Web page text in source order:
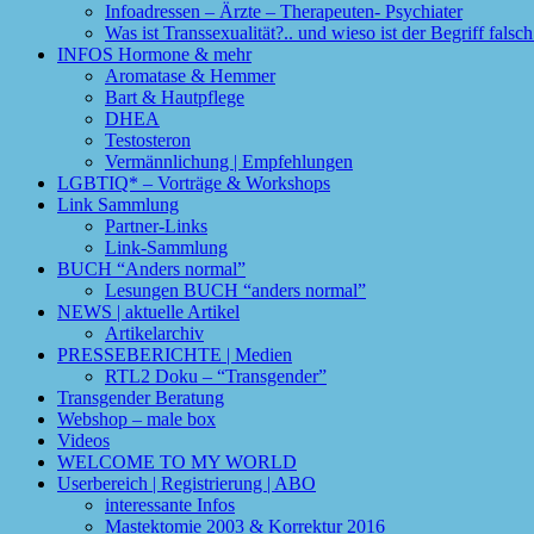
Infoadressen – Ärzte – Therapeuten- Psychiater
Was ist Transsexualität?.. und wieso ist der Begriff
INFOS Hormone & mehr
Aromatase & Hemmer
Bart & Hautpflege
DHEA
Testosteron
Vermännlichung | Empfehlungen
LGBTIQ* – Vorträge & Workshops
Link Sammlung
Partner-Links
Link-Sammlung
BUCH “Anders normal”
Lesungen BUCH “anders normal”
NEWS | aktuelle Artikel
Artikelarchiv
PRESSEBERICHTE | Medien
RTL2 Doku – “Transgender”
Transgender Beratung
Webshop – male box
Videos
WELCOME TO MY WORLD
Userbereich | Registrierung | ABO
interessante Infos
Mastektomie 2003 & Korrektur 2016